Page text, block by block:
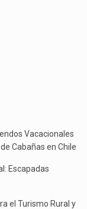
Vacacionales
Cabañas en Chile
Escapadas
el Turismo Rural y